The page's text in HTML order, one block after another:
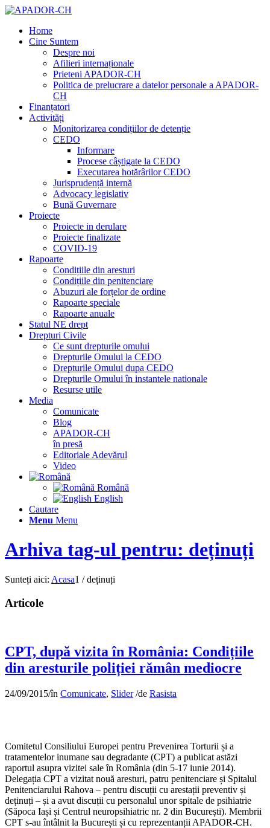
Home
Cine Suntem
Despre noi
Afilieri internaționale
Prieteni APADOR-CH
Politica de prelucrare a datelor personale a APADOR-
CH
Finanțatori
Activități
Monitorizarea condițiilor de detenție
CEDO
Informare
Procese câștigate la CEDO
Executarea hotărârilor CEDO
Jurisprudență internă
Advocacy legislativ
Bună Guvernare
Proiecte
Proiecte in derulare
Proiecte finalizate
COVID-19
Rapoarte
Condițiile din aresturi
Condițiile din penitenciare
Abuzuri ale forțelor de ordine
Rapoarte speciale
Rapoarte anuale
Statul NE drept
Drepturi Civile
Ce sunt drepturile omului
Drepturile Omului la CEDO
Drepturile Omului dupa CEDO
Drepturile Omului în instantele nationale
Resurse utile
Media
Comunicate
Blog
APADOR-CH
în presă
Editoriale Adevărul
Video
Română
English
Cautare
Menu Menu
Arhiva tag-ul pentru: deținuți
Sunteți aici: Acasa1 / deținuți
Articole
CPT, după vizita în România: Condițiile
din aresturile poliției rămân mediocre
24/09/2015/în Comunicate, Slider /de Rasista
Comitetul Consiliului Europei pentru Prevenirea Torturii și a
tratamentelor inumane sau degradante (CPT) a publicat astăzi
raportul asupra vizitei sale în România (din 5-17 iunie 2014).
Delegația CPT a vizitat nouă aresturi, patru penitenciare și Spitalul
Penitenciarului Rahova – pentru discuții cu arestații preventiv și
deținuți – și a avut discuții cu personalul unor spitale de psihiatrie
(Săpoca Iași și Centrul neuropsihiatric nr. 2 din București). Membrii
CPT s-au întâlnit la București și cu reprezentanții APADOR-CH.